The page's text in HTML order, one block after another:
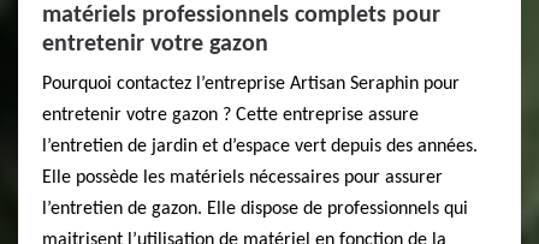
matériels professionnels complets pour
entretenir votre gazon
Pourquoi contactez l’entreprise Artisan Seraphin pour
entretenir votre gazon ? Cette entreprise assure
l’entretien de jardin et d’espace vert depuis des années.
Elle possède les matériels nécessaires pour assurer
l’entretien de gazon. Elle dispose de professionnels qui